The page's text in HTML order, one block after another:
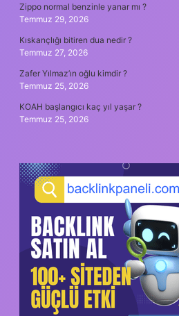
Zippo normal benzinle yanar mı ?
Temmuz 29, 2026
Kıskançlığı bitiren dua nedir ?
Temmuz 27, 2026
Zafer Yılmaz’ın oğlu kimdir ?
Temmuz 25, 2026
KOAH başlangıcı kaç yıl yaşar ?
Temmuz 25, 2026